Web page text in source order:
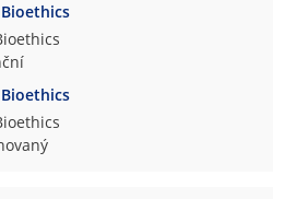
Bioethics
Bioethics